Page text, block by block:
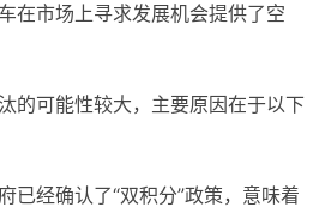
在市场上寻求发展机会提供了空
的可能性较大，主要原因在于以下
已经确认了“双积分”政策，意味着